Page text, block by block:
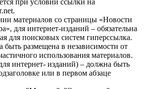
при условии ссылки на
материалов со страницы «Новости
для интернет-изданий – обязательна
для поисковых систем гиперссылка.
быть размещена в независимости от
использования материалов.
интернет- изданий) – должна быть
или в первом абзаце